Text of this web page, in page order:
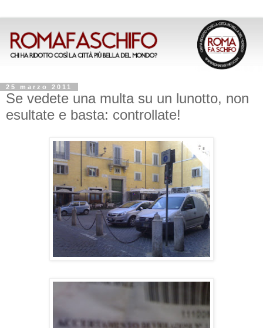
25 marzo 2011
Se vedete una multa su un lunotto, non
esultate e basta: controllate!